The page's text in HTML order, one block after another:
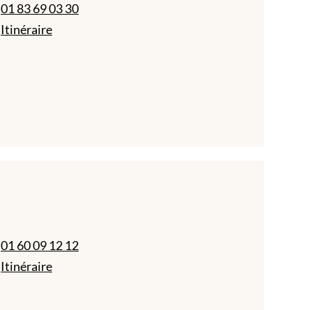
01 83 69 03 30
Itinéraire
01 60 09 12 12
Itinéraire